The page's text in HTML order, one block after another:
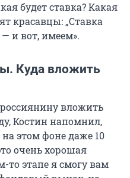
будет ставка? Какая
красавцы: „Ставка
и вот, имеем».
Куда вложить
вложить
Костин напомнил,
этом фоне даже 10
очень хорошая
то этапе я смогу вам